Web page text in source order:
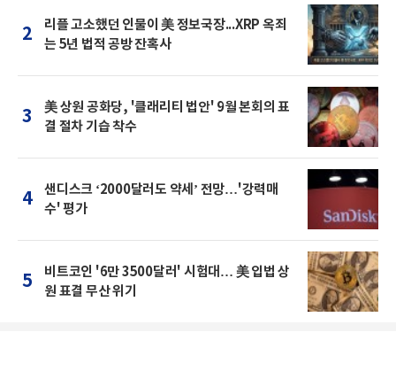
2
리플 고소했던 인물이 美 정보국장...XRP 옥죄
는 5년 법적 공방 잔혹사
3
美 상원 공화당, '클래리티 법안' 9월 본회의 표
결 절차 기습 착수
4
샌디스크 ‘2000달러도 약세’ 전망…'강력매
수' 평가
5
비트코인 '6만 3500달러' 시험대… 美 입법 상
원 표결 무산 위기